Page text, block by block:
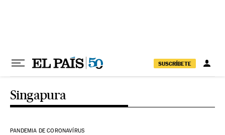
SUSCRÍBETE
Singapura
PANDEMIA DE CORONAVÍRUS